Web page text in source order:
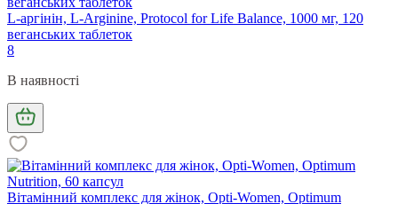
L-аргінін, L-Arginine, Protocol for Life Balance, 1000 мг, 120
веганських таблеток
8
В наявності
Вітамінний комплекс для жінок, Opti-Women, Optimum